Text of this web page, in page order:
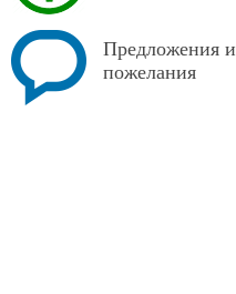
Предложения и
пожелания